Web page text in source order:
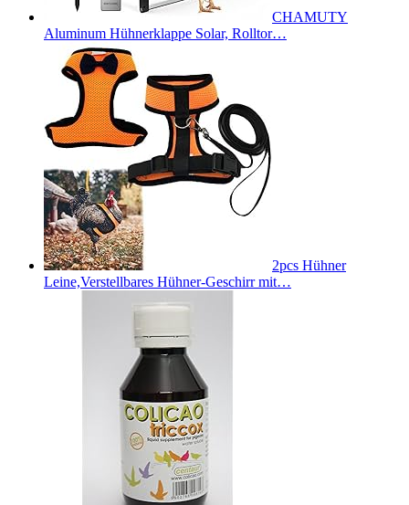
CHAMUTY
Aluminum Hühnerklappe Solar, Rolltor…
2pcs Hühner
Leine,Verstellbares Hühner-Geschirr mit…